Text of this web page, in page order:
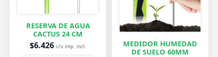
RESERVA DE AGUA
CACTUS 24 CM
$6.426 c/u imp. incl.
MEDIDOR HUMEDAD
DE SUELO 60MM